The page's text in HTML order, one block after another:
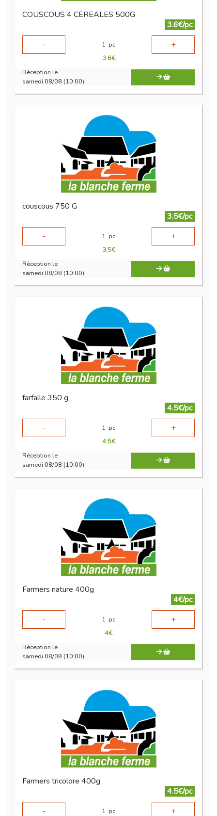
COUSCOUS 4 CEREALES 500G
3.6€/pc
-
1 pc +
3.6€
Réception le
samedi 08/08 (10:00)
couscous 750 G
3.5€/pc
-
1 pc +
3.5€
Réception le
samedi 08/08 (10:00)
farfalle 350 g
4.5€/pc
-
1 pc +
4.5€
Réception le
samedi 08/08 (10:00)
Farmers nature 400g
4€/pc
-
1 pc +
4€
Réception le
samedi 08/08 (10:00)
Farmers tricolore 400g
4.5€/pc
-
1 pc +